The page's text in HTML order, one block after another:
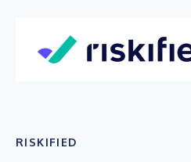
RISKIFIED